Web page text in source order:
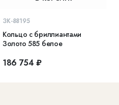
ЗК-88195
Кольцо с бриллиантами
Золото 585 белое
186 754 ₽